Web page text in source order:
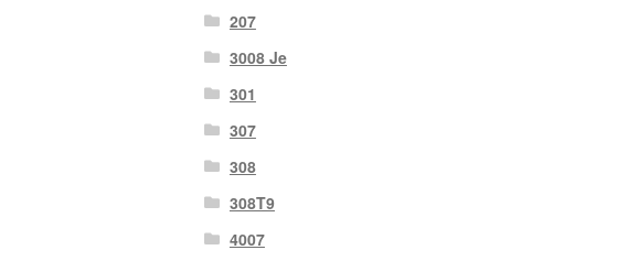
207
3008 Je
301
307
308
308T9
4007